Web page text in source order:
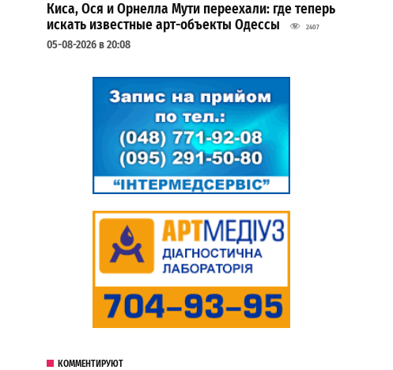
Киса, Ося и Орнелла Мути переехали: где теперь
искать известные арт-объекты Одессы
2407
05-08-2026 в 20:08
КОММЕНТИРУЮТ